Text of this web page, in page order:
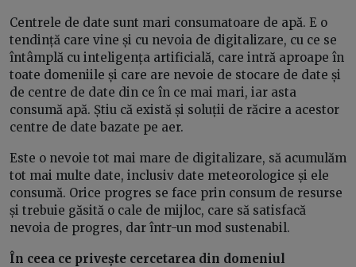
Centrele de date sunt mari consumatoare de apă. E o
tendință care vine și cu nevoia de digitalizare, cu ce se
întâmplă cu inteligența artificială, care intră aproape în
toate domeniile și care are nevoie de stocare de date și
de centre de date din ce în ce mai mari, iar asta
consumă apă. Știu că există și soluții de răcire a acestor
centre de date bazate pe aer.
Este o nevoie tot mai mare de digitalizare, să acumulăm
tot mai multe date, inclusiv date meteorologice și ele
consumă. Orice progres se face prin consum de resurse
și trebuie găsită o cale de mijloc, care să satisfacă
nevoia de progres, dar într-un mod sustenabil.
În ceea ce privește cercetarea din domeniul